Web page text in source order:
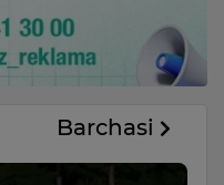
Barchasi